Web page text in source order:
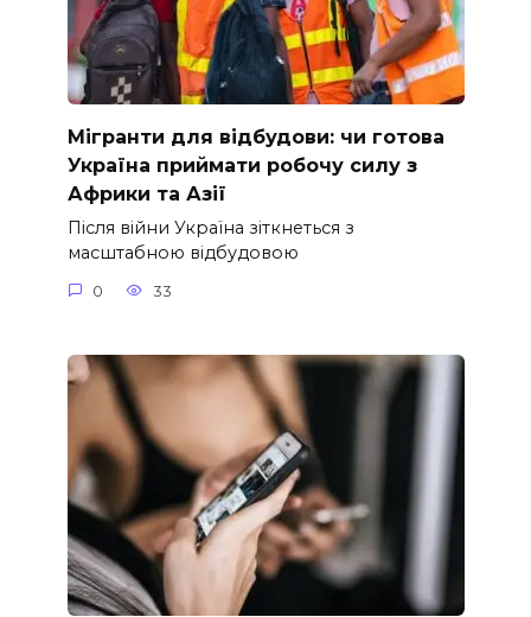
Мігранти для відбудови: чи готова
Україна приймати робочу силу з
Африки та Азії
Після війни Україна зіткнеться з
масштабною відбудовою
0 33